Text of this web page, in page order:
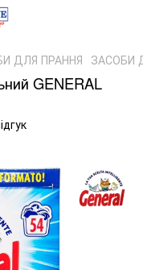
ДЛЯ ПРАННЯ ЗАСОБИ
GENERAL